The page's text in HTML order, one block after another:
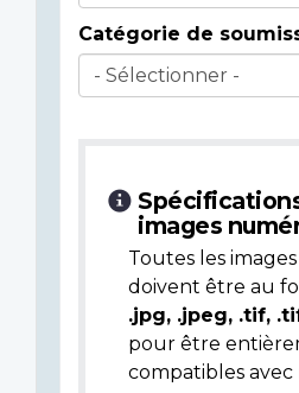
Catégorie de
images
Toutes les
doivent être au
.jpg, .jpeg, .tif,
pour être
compatibles